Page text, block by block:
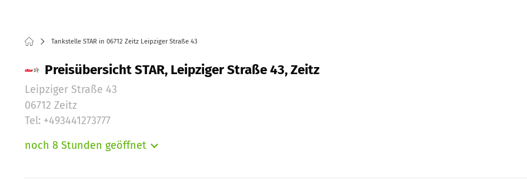
Tankstelle STAR in 06712 Zeitz Leipziger Straße 43
Preisübersicht STAR, Leipziger Straße 43, Zeitz
Leipziger Straße 43
06712 Zeitz
Tel: +493441273777
noch 8 Stunden geöffnet